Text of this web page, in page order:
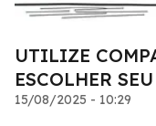
UTILIZE
ESCOLHER
15/08/2025 - 10:29